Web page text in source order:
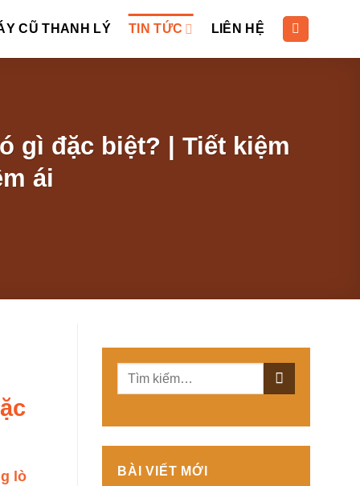
CŨ THANH LÝ TIN TỨC LIÊN HỆ
gì đặc biệt? | Tiết kiệm
ái
lò
BÀI VIẾT MỚI